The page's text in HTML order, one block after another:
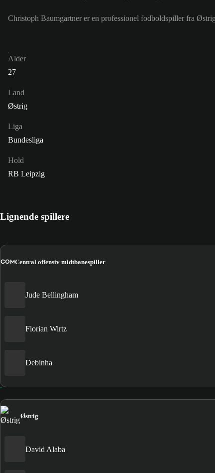
Christoph Baumgartner er en professionel fodboldspiller fra
Alder
27
Land
Østrig
Liga
Bundesliga
Hold
RB Leipzig
Lignende spillere
COMCentral offensiv midtbanespiller
Jude Bellingham
Florian Wirtz
Debinha
Østrig
David Alaba